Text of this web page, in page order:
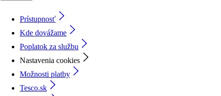
Prístupnosť
Kde dovážame
Poplatok za službu
Nastavenia cookies
Možnosti platby
Tesco.sk